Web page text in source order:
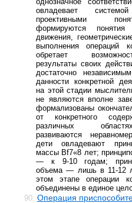
овладевает
проективными
формируются
движения,
выполнения операций
обретает
результаты своих
достаточно
данности конкретной
на этой стадии
не являются вполне
формализованы
от конкретного
различных
развиваются
дети овладевают
массы Bf7«8 лет;
— к 9-10 годам;
объема — лишь в 11-12
этом этапе операции
объединены в единое
90. Операция